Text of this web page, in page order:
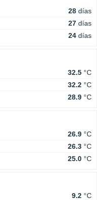
28 días
27 días
24 días
32.5 °C
32.2 °C
28.9 °C
26.9 °C
26.3 °C
25.0 °C
9.2 °C